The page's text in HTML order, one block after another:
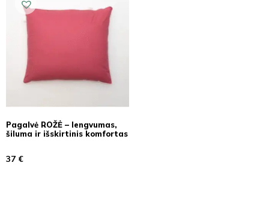
Pagalvė ROŽĖ – lengvumas,
šiluma ir išskirtinis komfortas
37 €